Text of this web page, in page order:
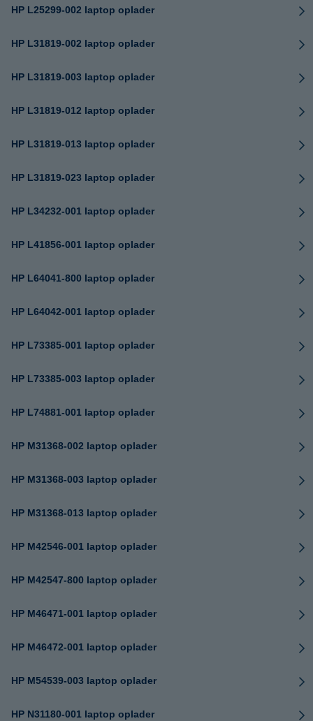
HP L25299-002 laptop oplader
HP L31819-002 laptop oplader
HP L31819-003 laptop oplader
HP L31819-012 laptop oplader
HP L31819-013 laptop oplader
HP L31819-023 laptop oplader
HP L34232-001 laptop oplader
HP L41856-001 laptop oplader
HP L64041-800 laptop oplader
HP L64042-001 laptop oplader
HP L73385-001 laptop oplader
HP L73385-003 laptop oplader
HP L74881-001 laptop oplader
HP M31368-002 laptop oplader
HP M31368-003 laptop oplader
HP M31368-013 laptop oplader
HP M42546-001 laptop oplader
HP M42547-800 laptop oplader
HP M46471-001 laptop oplader
HP M46472-001 laptop oplader
HP M54539-003 laptop oplader
HP N31180-001 laptop oplader